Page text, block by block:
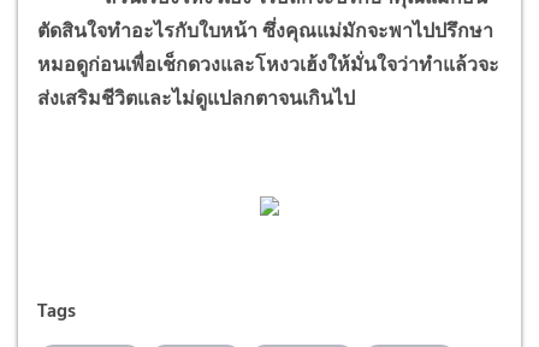
ตัดสินใจทำอะไรกับใบหน้า ซึ่งคุณแม่มักจะพาไปปรึกษา
หมอดูก่อนเพื่อเช็กดวงและโหงวเฮ้งให้มั่นใจว่าทำแล้วจะ
ส่งเสริมชีวิตและไม่ดูแปลกตาจนเกินไป
Tags